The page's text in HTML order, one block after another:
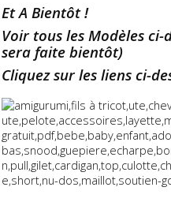
Et A Bientôt !
Voir tous les Modèles
sera faite bientôt)
Cliquez sur les liens ci-